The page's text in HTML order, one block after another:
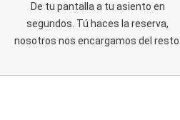
De tu pantalla a tu asiento en
segundos. Tú haces la reserva,
nosotros nos encargamos del resto.